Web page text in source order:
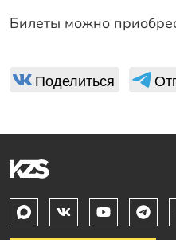
Билеты можно
Поделиться